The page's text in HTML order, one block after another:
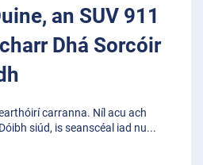
an SUV 911
Dhá Sorcóir
carranna. Níl acu ach
siúd, is seanscéal iad nu...